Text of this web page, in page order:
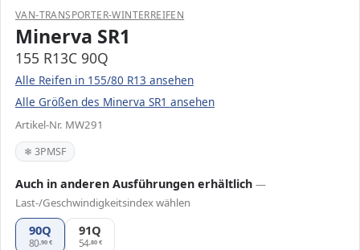
VAN-TRANSPORTER-WINTERREIFEN
Minerva SR1
155 R13C 90Q
Alle Reifen in 155/80 R13 ansehen
Alle Größen des Minerva SR1 ansehen
Artikel-Nr. MW291
❄ 3PMSF
Auch in anderen Ausführungen erhältlich —
Last-/Geschwindigkeitsindex wählen
90Q
80,90 €
91Q
54,80 €
Minerva SR1 155 R13C, Ausführung 91Q